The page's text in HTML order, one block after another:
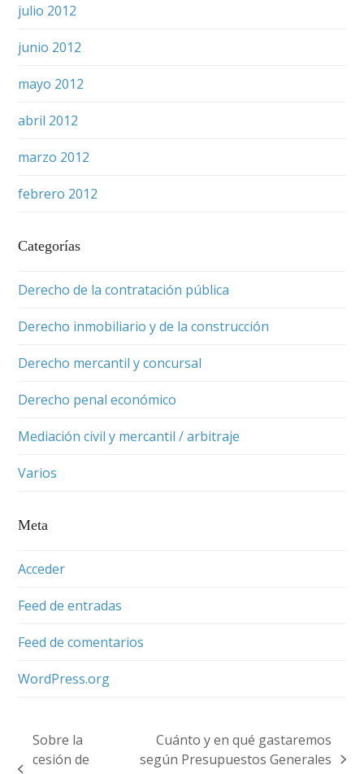
julio 2012
junio 2012
mayo 2012
abril 2012
marzo 2012
febrero 2012
Categorías
Derecho de la contratación pública
Derecho inmobiliario y de la construcción
Derecho mercantil y concursal
Derecho penal económico
Mediación civil y mercantil / arbitraje
Varios
Meta
Acceder
Feed de entradas
Feed de comentarios
WordPress.org
Sobre la
cesión de
next
Cuánto y en qué gastaremos
según Presupuestos Generales